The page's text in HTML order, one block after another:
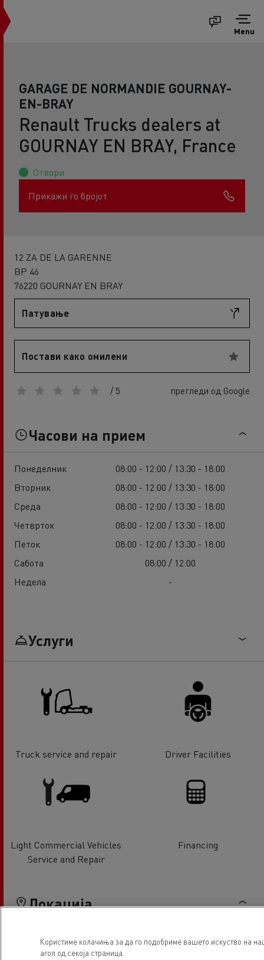
Menu
GARAGE DE NORMANDIE GOURNAY-
EN-BRAY
Renault Trucks dealers at
GOURNAY EN BRAY, France
Отвори
Прикажи го бројот
12 ZA DE LA GARENNE
BP 46
76220 GOURNAY EN BRAY
Патување
Постави како омилени
/ 5 прегледи од Google
Часови на прием
Понеделник
08:00 - 12:00 / 13:30 - 18:00
Вторник
08:00 - 12:00 / 13:30 - 18:00
Среда
08:00 - 12:00 / 13:30 - 18:00
Четврток
08:00 - 12:00 / 13:30 - 18:00
Петок
08:00 - 12:00 / 13:30 - 18:00
Сабота
08:00 / 12:00
Недела
-
Услуги
Truck service and repair Driver Facilities
Light Commercial Vehicles
Service and Repair
Financing
Локација
Користиме колачиња за да го подобриме вашето искуство на
агол од секоја страница.